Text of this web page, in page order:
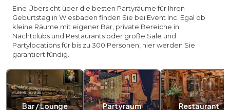
Eine Übersicht über die besten Partyräume für Ihren
Geburtstag in Wiesbaden finden Sie bei Event Inc. Egal ob
kleine Räume mit eigener Bar, private Bereiche in
Nachtclubs und Restaurants oder große Säle und
Partylocations für bis zu 300 Personen, hier werden Sie
garantiert fündig.
Bar / Lounge Partyraum Restaurant